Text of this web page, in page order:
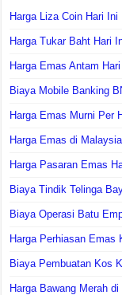
Harga Liza Coin Hari Ini
Harga Tukar Baht Hari
Harga Emas Antam
Biaya Mobile Banking
Harga Emas Murni Per
Harga Emas di
Harga Pasaran Emas
Biaya Tindik Telinga
Biaya Operasi Batu
Harga Perhiasan Emas
Biaya Pembuatan Kos
Harga Bawang Merah